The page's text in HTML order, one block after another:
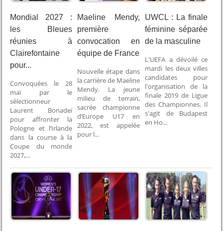
Mondial 2027 :
les Bleues
réunies à
Clairefontaine
pour...
Convoquées le 28
mai par le
sélectionneur
Laurent Bonadeï
pour affronter la
Pologne et l’Irlande
dans la course à la
Coupe du monde
2027,...
Maeline Mendy,
première
convocation en
équipe de France
Nouvelle étape dans
la carrière de Maeline
Mendy. La jeune
milieu de terrain,
sacrée championne
d’Europe U17 en
2022, est appelée
pour l...
UWCL : La finale
féminine séparée
de la masculine
L'UEFA a dévoilé ce
mardi les deux villes
candidates pour
l'organisation de la
finale 2019 de Ligue
des Championnes. Il
s'agit de Budapest
en Ho...